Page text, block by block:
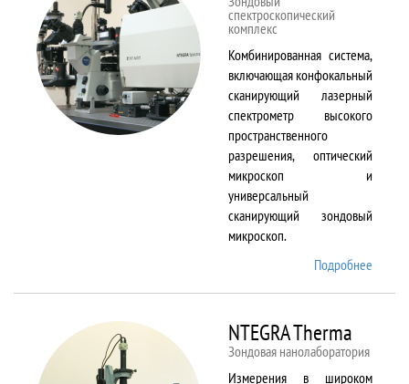
спектроскопический
комплекс
Комбинированная система,
включающая конфокальный
сканирующий лазерный
спектрометр высокого
пространственного
разрешения, оптический
микроскоп и
универсальный
сканирующий зондовый
микроскоп.
Подробнее
NTEGRA Therma
Зондовая нанолаборатория
Измерения в широком